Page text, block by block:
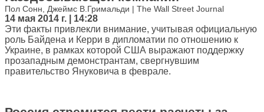
Пол Сонн, Джеймс В.Гримальди | The Wall Street Journal
14 мая 2014 г. | 14:28
Эти факты привлекли внимание, учитывая официальную
роль Байдена и Керри в дипломатии по отношению к
Украине, в рамках которой США выражают поддержку
прозападным демонстрантам, свергнувшим
правительство Януковича в феврале.